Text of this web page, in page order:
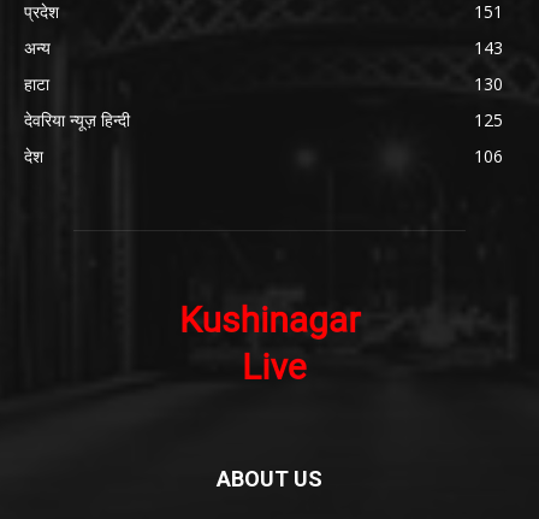
प्रदेश
151
अन्य
143
हाटा
130
देवरिया न्यूज़ हिन्दी
125
देश
106
ABOUT US